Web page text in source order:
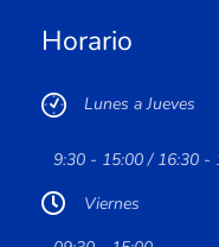
Horario
Lunes a Jueves
9:30 - 15:00 / 16:30 -
Viernes